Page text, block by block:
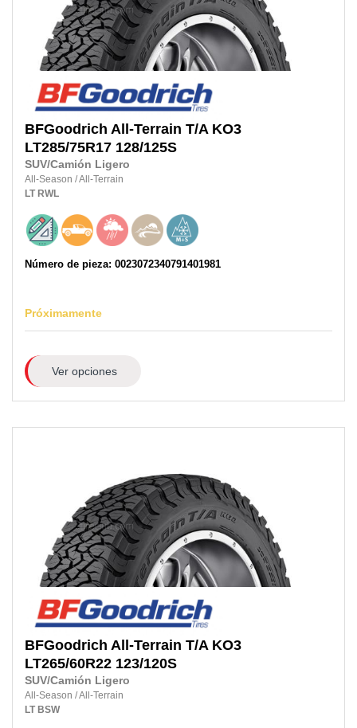
BFGoodrich All-Terrain T/A KO3
LT285/75R17 128/125S
SUV/Camión Ligero
All-Season /All-Terrain
LT RWL
Número de pieza: 0023072340791401981
Próximamente
Ver opciones
BFGoodrich All-Terrain T/A KO3
LT265/60R22 123/120S
SUV/Camión Ligero
All-Season /All-Terrain
LT BSW